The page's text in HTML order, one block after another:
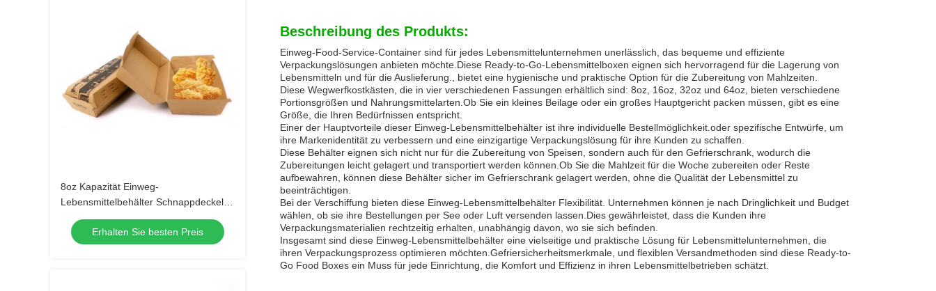
8oz Kapazität Einweg-
Lebensmittelbehälter Schnappdeckel
und verschiedene Größen für B2B
Erhalten Sie besten Preis
Beschreibung des Produkts:
Einweg-Food-Service-Container sind für jedes Lebensmittelunternehmen unerlässlich, das bequeme und effiziente
Verpackungslösungen anbieten möchte.Diese Ready-to-Go-Lebensmittelboxen eignen sich hervorragend für die Lagerung von
Lebensmitteln und für die Auslieferung., bietet eine hygienische und praktische Option für die Zubereitung von Mahlzeiten.
Diese Wegwerfkostkästen, die in vier verschiedenen Fassungen erhältlich sind: 8oz, 16oz, 32oz und 64oz, bieten verschiedene
Portionsgrößen und Nahrungsmittelarten.Ob Sie ein kleines Beilage oder ein großes Hauptgericht packen müssen, gibt es eine
Größe, die Ihren Bedürfnissen entspricht.
Einer der Hauptvorteile dieser Einweg-Lebensmittelbehälter ist ihre individuelle Bestellmöglichkeit.oder spezifische Entwürfe, um
ihre Markenidentität zu verbessern und eine einzigartige Verpackungslösung für ihre Kunden zu schaffen.
Diese Behälter eignen sich nicht nur für die Zubereitung von Speisen, sondern auch für den Gefrierschrank, wodurch die
Zubereitungen leicht gelagert und transportiert werden können.Ob Sie die Mahlzeit für die Woche zubereiten oder Reste
aufbewahren, können diese Behälter sicher im Gefrierschrank gelagert werden, ohne die Qualität der Lebensmittel zu
beeinträchtigen.
Bei der Verschiffung bieten diese Einweg-Lebensmittelbehälter Flexibilität. Unternehmen können je nach Dringlichkeit und Budget
wählen, ob sie ihre Bestellungen per See oder Luft versenden lassen.Dies gewährleistet, dass die Kunden ihre
Verpackungsmaterialien rechtzeitig erhalten, unabhängig davon, wo sie sich befinden.
Insgesamt sind diese Einweg-Lebensmittelbehälter eine vielseitige und praktische Lösung für Lebensmittelunternehmen, die
ihren Verpackungsprozess optimieren möchten.Gefriersicherheitsmerkmale, und flexiblen Versandmethoden sind diese Ready-to-
Go Food Boxes ein Muss für jede Einrichtung, die Komfort und Effizienz in ihren Lebensmittelbetrieben schätzt.